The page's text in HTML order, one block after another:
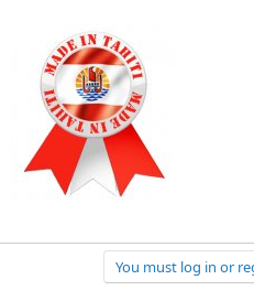
You must log in or